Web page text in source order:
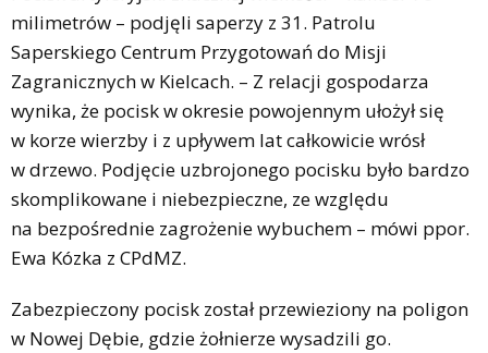
milimetrów – podjęli saperzy z 31. Patrolu
Saperskiego Centrum Przygotowań do Misji
Zagranicznych w Kielcach. – Z relacji gospodarza
wynika, że pocisk w okresie powojennym ułożył się
w korze wierzby i z upływem lat całkowicie wrósł
w drzewo. Podjęcie uzbrojonego pocisku było bardzo
skomplikowane i niebezpieczne, ze względu
na bezpośrednie zagrożenie wybuchem – mówi ppor.
Ewa Kózka z CPdMZ.
Zabezpieczony pocisk został przewieziony na poligon
w Nowej Dębie, gdzie żołnierze wysadzili go.